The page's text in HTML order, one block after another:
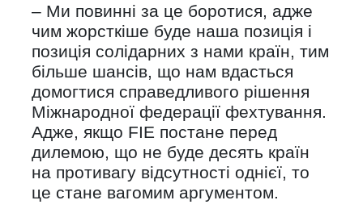
– Ми повинні за це боротися, адже
чим жорсткіше буде наша позиція і
позиція солідарних з нами країн, тим
більше шансів, що нам вдасться
домогтися справедливого рішення
Міжнародної федерації фехтування.
Адже, якщо FIE постане перед
дилемою, що не буде десять країн
на противагу відсутності однієї, то
це стане вагомим аргументом.